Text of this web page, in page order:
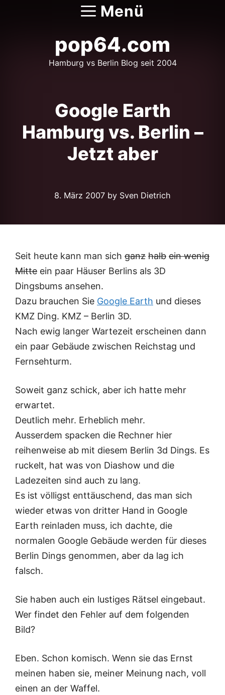
Menü
pop64.com
Hamburg vs Berlin Blog seit 2004
Google Earth
Hamburg vs. Berlin –
Jetzt aber
8. März 2007 by Sven Dietrich
Seit heute kann man sich ganz halb ein wenig
Mitte ein paar Häuser Berlins als 3D
Dingsbums ansehen.
Dazu brauchen Sie Google Earth und dieses
KMZ Ding. KMZ – Berlin 3D.
Nach ewig langer Wartezeit erscheinen dann
ein paar Gebäude zwischen Reichstag und
Fernsehturm.
Soweit ganz schick, aber ich hatte mehr
erwartet.
Deutlich mehr. Erheblich mehr.
Ausserdem spacken die Rechner hier
reihenweise ab mit diesem Berlin 3d Dings. Es
ruckelt, hat was von Diashow und die
Ladezeiten sind auch zu lang.
Es ist völligst enttäuschend, das man sich
wieder etwas von dritter Hand in Google
Earth reinladen muss, ich dachte, die
normalen Google Gebäude werden für dieses
Berlin Dings genommen, aber da lag ich
falsch.
Sie haben auch ein lustiges Rätsel eingebaut.
Wer findet den Fehler auf dem folgenden
Bild?
Eben. Schon komisch. Wenn sie das Ernst
meinen haben sie, meiner Meinung nach, voll
einen an der Waffel.